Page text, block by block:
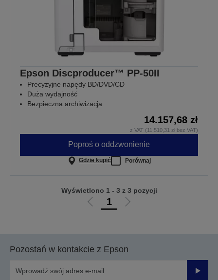
Epson Discproducer™ PP-50II
Precyzyjne napędy BD/DVD/CD
Duża wydajność
Bezpieczna archiwizacja
14.157,68 zł
z VAT (11.510,31 zł bez VAT)
Poproś o oddzwonienie
Gdzie kupić Porównaj
Przejdź
1
Przejdź
Wyświetlono 1 - 3 z 3 pozycji
Pozostań w kontakcie z Epson